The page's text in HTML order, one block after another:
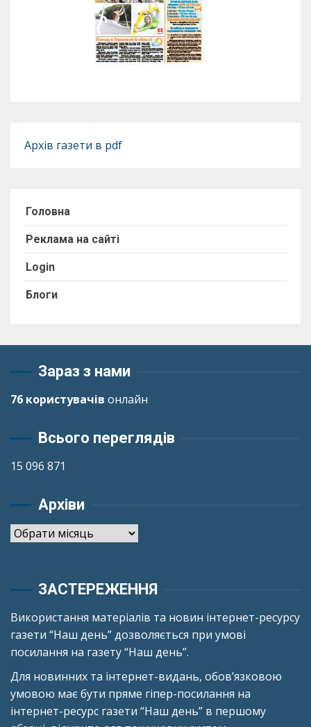
Архів газети в pdf
Головна
Реклама на сайті
Login
Блоги
Зараз з нами
76 користувачів онлайн
Всього переглядів
15 096 871
Архіви
Архіви
ЗАСТЕРЕЖЕННЯ
Використання матеріалів та новин інтернет-ресурсу
газети “Наш день” дозволяється при умові
посилання на газету “Наш день”.
Для новинних та інтернет-видань, обов’язковою
умовою має бути пряме гіпер-посилання на
інтернет-ресурс газети “Наш день” в першому